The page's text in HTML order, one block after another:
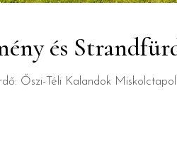
és
Őszi-Téli Kalandok